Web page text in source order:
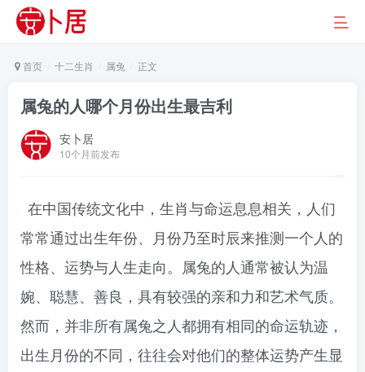
首页 十二生肖 属兔 正文
属兔的人哪个月份出生最吉利
安卜居
10个月前发布
在中国传统文化中，生肖与命运息息相关，人们
常常通过出生年份、月份乃至时辰来推测一个人的
性格、运势与人生走向。属兔的人通常被认为温
婉、聪慧、善良，具有较强的亲和力和艺术气质。
然而，并非所有属兔之人都拥有相同的命运轨迹，
出生月份的不同，往往会对他们的整体运势产生显